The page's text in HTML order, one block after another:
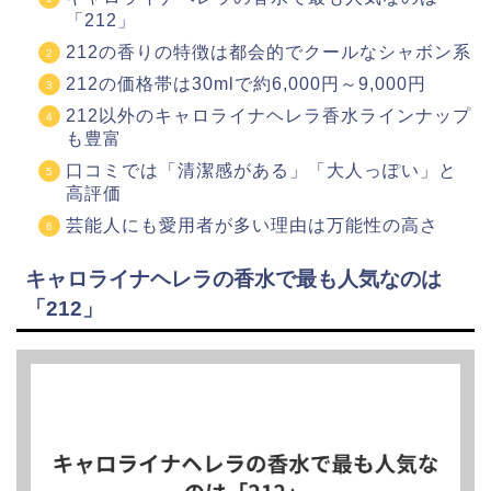
「212」
212の香りの特徴は都会的でクールなシャボン系
212の価格帯は30mlで約6,000円～9,000円
212以外のキャロライナヘレラ香水ラインナップ
も豊富
口コミでは「清潔感がある」「大人っぽい」と
高評価
芸能人にも愛用者が多い理由は万能性の高さ
キャロライナヘレラの香水で最も人気なのは
「212」